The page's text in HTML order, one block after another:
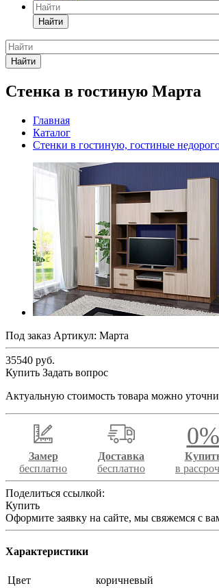
Найти
Найти
Стенка в гостиную Марта
Главная
Каталог
Стенки в гостиную, гостиные
Под заказ Артикул: Марта
35540 руб.
Купить Задать вопрос
Актуальную стоимость товара можно
Замер
бесплатно
Доставка
бесплатно
0%
в
Поделиться ссылкой:
Купить
Оформите заявку на сайте, мы свяжемся с
Характеристики
Цвет коричневый